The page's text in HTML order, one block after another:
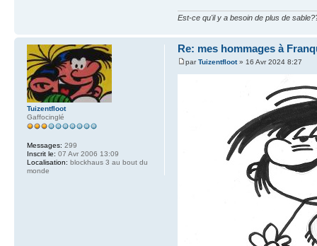
Est-ce qu'il y a besoin de plus de
Re: mes hommages à
parTuizentfloot» 16 Avr 2024 8:27
Tuizentfloot
Gaffocinglé
Messages: 299
Inscrit le: 07 Avr 2006 13:09
Localisation: blockhaus 3 au bout du
monde